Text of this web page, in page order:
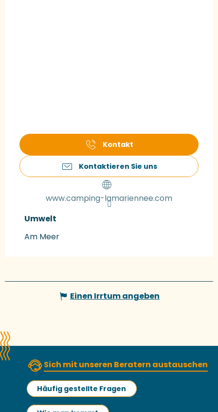
Kontakt
Kontaktieren Sie uns
www.camping-lamariennee.com
Umwelt
Umwelt
Am Meer
Einen Irrtum angeben
Sich mit unseren Beratern austauschen
Häufig gestellte Fragen